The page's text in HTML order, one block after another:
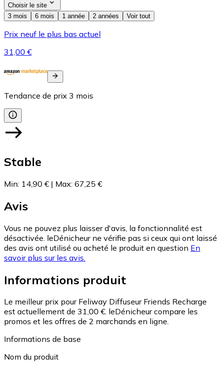
Choisir le site
3 mois
6 mois 1 année 2 années Voir tout
Prix neuf le plus bas actuel
31,00 €
Tendance de prix 3 mois
Stable
Min: 14,90 € | Max: 67,25 €
Avis
Vous ne pouvez plus laisser d'avis, la fonctionnalité est
désactivée. leDénicheur ne vérifie pas si ceux qui ont laissé
des avis ont utilisé ou acheté le produit en question En
savoir plus sur les avis.
Informations produit
Le meilleur prix pour Feliway Diffuseur Friends Recharge
est actuellement de 31,00 €. leDénicheur compare les
promos et les offres de 2 marchands en ligne.
Informations de base
Nom du produit